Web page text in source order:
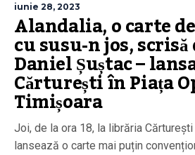
iunie 28, 2023
Alandalia, o carte
cu susu-n jos, scrisă
Daniel Șuștac –
Cărturești în Piața
Timișoara
Joi, de la ora 18, la librăria
lansează o carte mai puțin